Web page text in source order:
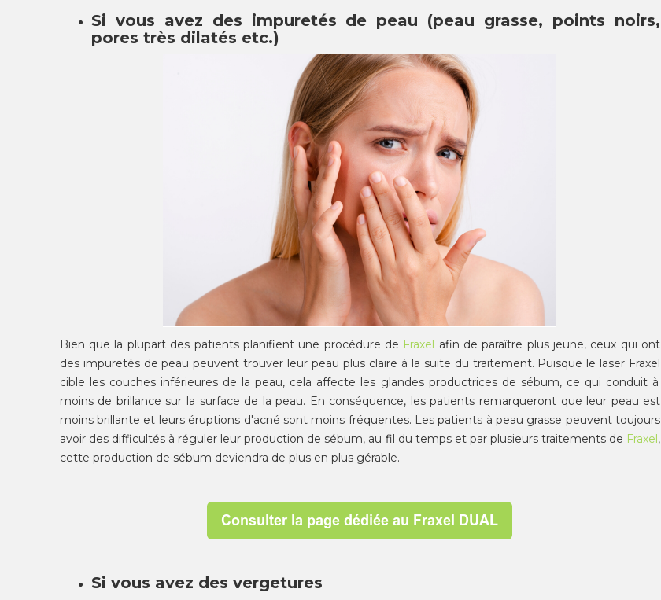
Si vous avez des impuretés de peau (peau grasse, points noirs,
pores très dilatés etc.)
Bien que la plupart des patients planifient une procédure de Fraxel afin de paraître plus jeune, ceux qui ont
des impuretés de peau peuvent trouver leur peau plus claire à la suite du traitement. Puisque le laser Fraxel
cible les couches inférieures de la peau, cela affecte les glandes productrices de sébum, ce qui conduit à
moins de brillance sur la surface de la peau. En conséquence, les patients remarqueront que leur peau est
moins brillante et leurs éruptions d'acné sont moins fréquentes. Les patients à peau grasse peuvent toujours
avoir des difficultés à réguler leur production de sébum, au fil du temps et par plusieurs traitements de Fraxel,
cette production de sébum deviendra de plus en plus gérable.
Si vous avez des vergetures